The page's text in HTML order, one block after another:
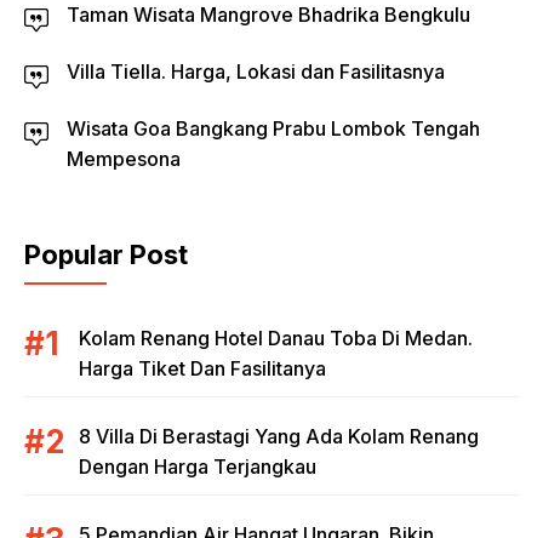
Taman Wisata Mangrove Bhadrika Bengkulu
Villa Tiella. Harga, Lokasi dan Fasilitasnya
Wisata Goa Bangkang Prabu Lombok Tengah
Mempesona
Popular Post
Kolam Renang Hotel Danau Toba Di Medan.
Harga Tiket Dan Fasilitanya
8 Villa Di Berastagi Yang Ada Kolam Renang
Dengan Harga Terjangkau